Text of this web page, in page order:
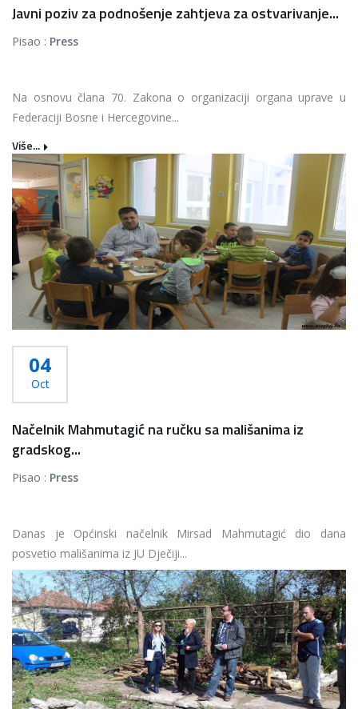
Javni poziv za podnošenje zahtjeva za ostvarivanje...
Pisao : Press
Na osnovu člana 70. Zakona o organizaciji organa uprave u
Federaciji Bosne i Hercegovine...
Više...
04
Oct
Načelnik Mahmutagić na ručku sa mališanima iz
gradskog...
Pisao : Press
Danas je Općinski načelnik Mirsad Mahmutagić dio dana
posvetio mališanima iz JU Dječiji...
Više...